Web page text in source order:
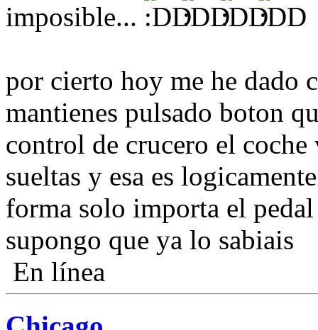
imposible...
por cierto hoy me he dado
mantienes pulsado boton
control de crucero el coche
sueltas y esa es
forma solo importa el
supongo que ya lo sabiais
En línea